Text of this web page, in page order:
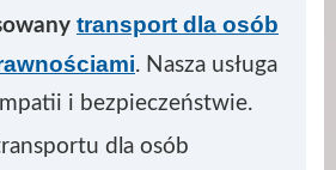
transport dla osób
. Nasza usługa
i bezpieczeństwie.
dla osób